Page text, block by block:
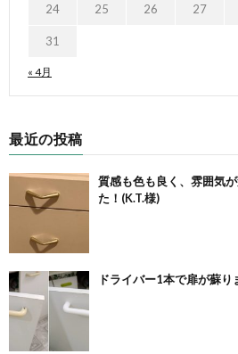
« 4月
24 25 26 27
31
最近の投稿
質感も色も良く、雰囲気
た！(K.T.様)
ドライバー1本で扉が蘇り